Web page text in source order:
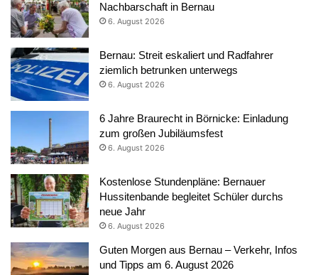
Nachbarschaft in Bernau
6. August 2026
Bernau: Streit eskaliert und Radfahrer
ziemlich betrunken unterwegs
6. August 2026
6 Jahre Braurecht in Börnicke: Einladung
zum großen Jubiläumsfest
6. August 2026
Kostenlose Stundenpläne: Bernauer
Hussitenbande begleitet Schüler durchs
neue Jahr
6. August 2026
Guten Morgen aus Bernau – Verkehr, Infos
und Tipps am 6. August 2026